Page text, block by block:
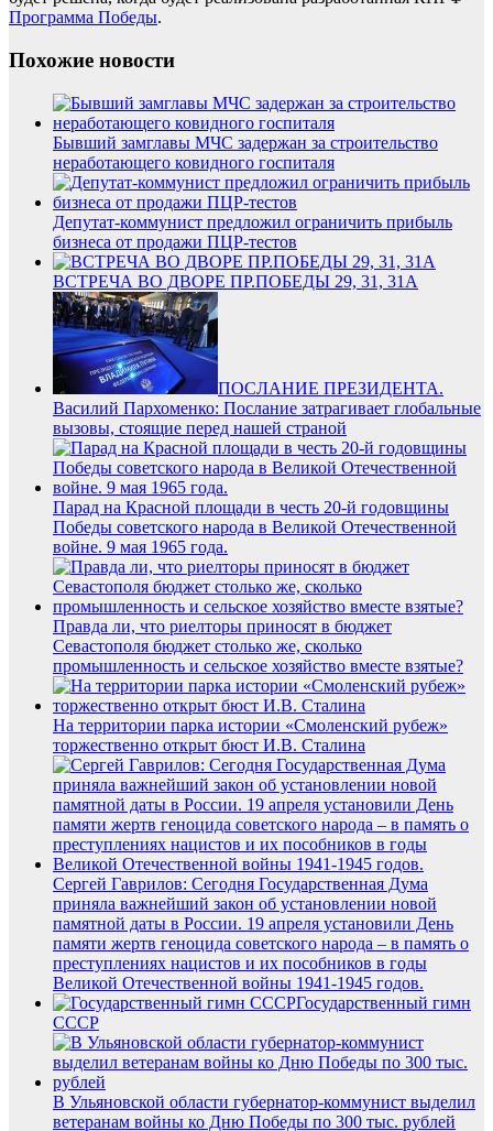
Программа Победы.
Похожие новости
Бывший замглавы МЧС задержан за строительство
неработающего ковидного госпиталя
Депутат-коммунист предложил ограничить прибыль
бизнеса от продажи ПЦР-тестов
ВСТРЕЧА ВО ДВОРЕ ПР.ПОБЕДЫ 29, 31, 31А
ПОСЛАНИЕ ПРЕЗИДЕНТА.
Василий Пархоменко: Послание затрагивает глобальные
вызовы, стоящие перед нашей страной
Парад на Красной площади в честь 20-й годовщины
Победы советского народа в Великой Отечественной
войне. 9 мая 1965 года.
Правда ли, что риелторы приносят в бюджет
Севастополя бюджет столько же, сколько
промышленность и сельское хозяйство вместе взятые?
На территории парка истории «Смоленский рубеж»
торжественно открыт бюст И.В. Сталина
Сергей Гаврилов: Сегодня Государственная Дума
приняла важнейший закон об установлении новой
памятной даты в России. 19 апреля установили День
памяти жертв геноцида советского народа – в память о
преступлениях нацистов и их пособников в годы
Великой Отечественной войны 1941-1945 годов.
Государственный гимн
СССР
В Ульяновской области губернатор-коммунист выделил
ветеранам войны ко Дню Победы по 300 тыс. рублей